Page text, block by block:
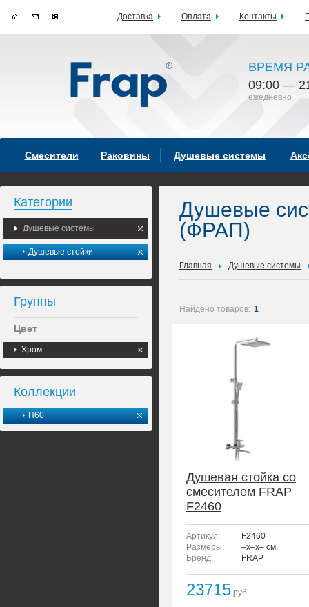
ВРЕМЯ
09:00 —
ежедневно
Смесители Раковины Душевые системы
Категории
Душевые системы
Душевые стойки
Группы
Цвет
Хром
Коллекции
H60
Душевые
(ФРАП)
Главная Душевые системы
Найдено товаров: 1
Душевая стойка со
смесителем FRAP
F2460
Артикул:
F2460
Размеры:
–x–x– см.
Бренд:
FRAP
23715 руб.
Доставка Оплата Контакты